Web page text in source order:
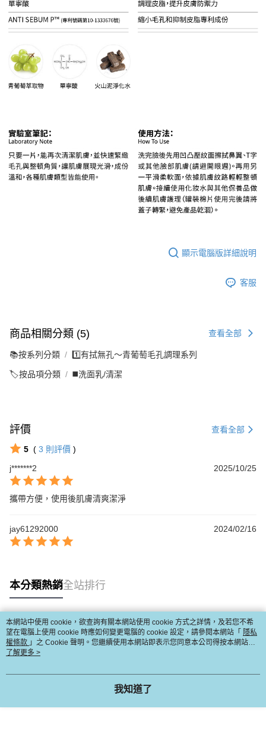
顯示電腦版詳細說明
客服
商品相關分類 (5) 查看全部
📚按系列分類 1️⃣有拭無孔～青葡萄毛孔調理系列
🏷️按品項分類 ◼️洗面乳/清潔
評價 查看全部
5 ( 3 則評價 )
j*******2
2025/10/25
攜帶方便，使用後肌膚清爽潔淨
jay61292000 2024/02/16
本分類熱銷全站排行
熱門標籤
本網站中使用 cookie，欲查詢有關本網站使用 cookie 方式之詳情，及若您不希
望在電腦上使用 cookie 時應如何變更電腦的 cookie 設定，請參閱本網站「 隱私
權條款 」之 Cookie 聲明。您繼續使用本網站即表示您同意本公司得按本網站使
用條款之 Cookie 聲明使用 cookie。
了解更多 >
我知道了